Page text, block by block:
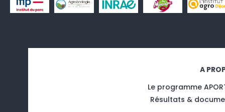
A
Le programme
Résultats &